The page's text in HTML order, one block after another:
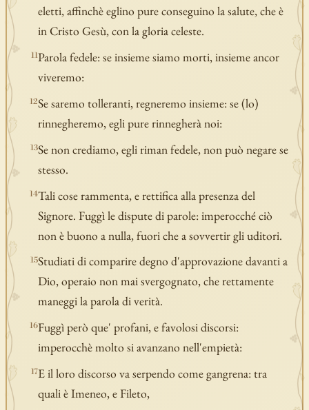
eletti, affinchè eglino pure conseguino la salute, che è
in Cristo Gesù, con la gloria celeste.
11Parola fedele: se insieme siamo morti, insieme ancor
viveremo:
12Se saremo tolleranti, regneremo insieme: se (lo)
rinnegheremo, egli pure rinnegherà noi:
13Se non crediamo, egli riman fedele, non può negare se
stesso.
14Tali cose rammenta, e rettifica alla presenza del
Signore. Fuggì le dispute di parole: imperocché ciò
non è buono a nulla, fuori che a sovvertir gli uditori.
15Studiati di comparire degno d'approvazione davanti a
Dio, operaio non mai svergognato, che rettamente
maneggi la parola di verità.
16Fuggì però que' profani, e favolosi discorsi:
imperocchè molto si avanzano nell'empietà:
17E il loro discorso va serpendo come gangrena: tra
quali è Imeneo, e Fileto,